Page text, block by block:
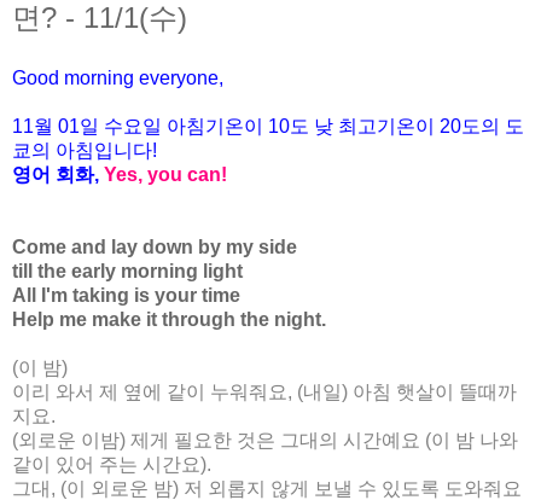
면? - 11/1(수)
Good morning everyone,
11월 01일 수요일 아침기온이 10도 낮 최고기온이 20도의 도
쿄의 아침입니다!
영어 회화, Yes, you can!
Come and lay down by my side
till the early morning light
All I'm taking is your time
Help me make it through the night.
(이 밤)
이리 와서 제 옆에 같이 누워줘요, (내일) 아침 햇살이 뜰때까
지요.
(외로운 이밤) 제게 필요한 것은 그대의 시간예요 (이 밤 나와
같이 있어 주는 시간요).
그대, (이 외로운 밤) 저 외롭지 않게 보낼 수 있도록 도와줘요